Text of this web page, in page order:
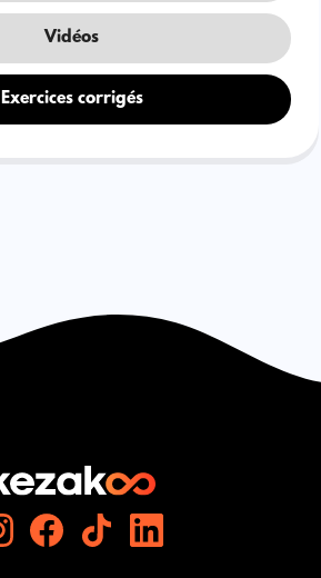
Vidéos
Exercices corrigés